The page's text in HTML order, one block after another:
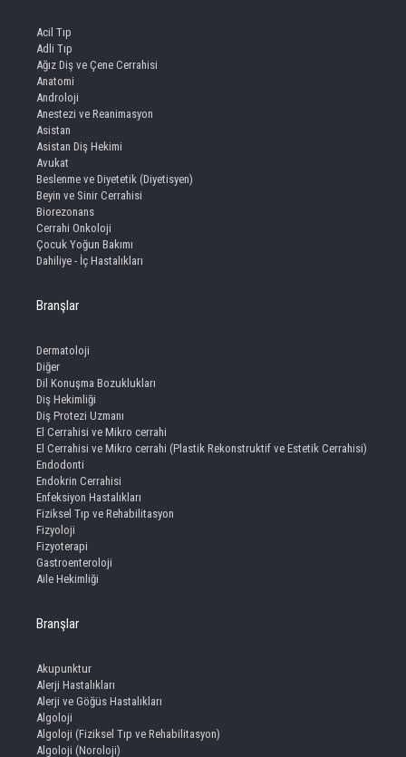
Acil Tıp
Adli Tıp
Ağız Diş ve Çene Cerrahisi
Anatomi
Androloji
Anestezi ve Reanimasyon
Asistan
Asistan Diş Hekimi
Avukat
Beslenme ve Diyetetik (Diyetisyen)
Beyin ve Sinir Cerrahisi
Biorezonans
Cerrahi Onkoloji
Çocuk Yoğun Bakımı
Dahiliye - İç Hastalıkları
Branşlar
Dermatoloji
Diğer
Dil Konuşma Bozuklukları
Diş Hekimliği
Diş Protezi Uzmanı
El Cerrahisi ve Mikro cerrahi
El Cerrahisi ve Mikro cerrahi (Plastik Rekonstruktif ve Estetik Cerrahisi)
Endodonti
Endokrin Cerrahisi
Enfeksiyon Hastalıkları
Fiziksel Tıp ve Rehabilitasyon
Fizyoloji
Fizyoterapi
Gastroenteroloji
Aile Hekimliği
Branşlar
Akupunktur
Alerji Hastalıkları
Alerji ve Göğüs Hastalıkları
Algoloji
Algoloji (Fiziksel Tıp ve Rehabilitasyon)
Algoloji (Noroloji)